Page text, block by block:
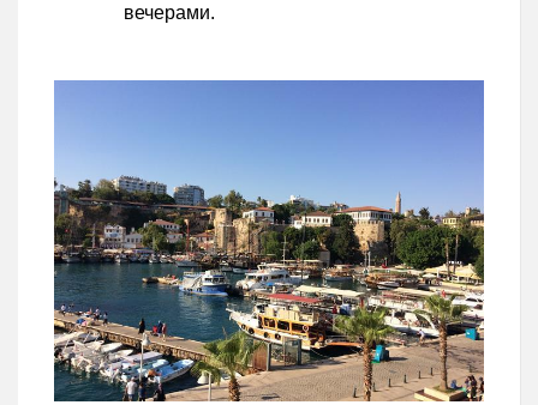
вечерами.